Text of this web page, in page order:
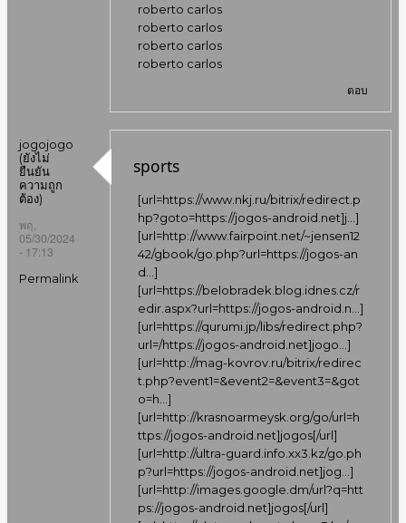
roberto carlos
roberto carlos
roberto carlos
roberto carlos
ตอบ
jogojogo
(ยังไม่
ยืนยัน
ความถูก
ต้อง)
พฤ,
05/30/2024
- 17:13
Permalink
sports
[url=https://www.nkj.ru/bitrix/redirect.p
hp?goto=https://jogos-android.net]j… ]
[url=http://www.fairpoint.net/~jensen12
42/gbook/go.php?url=https://jogos-an
d… ]
[url=https://belobradek.blog.idnes.cz/r
edir.aspx?url=https://jogos-android.n… ]
[url=https://qurumi.jp/libs/redirect.php?
url=/https://jogos-android.net]jogo… ]
[url=http://mag-kovrov.ru/bitrix/redirec
t.php?event1=&event2=&event3=&got
o=h… ]
[url=http://krasnoarmeysk.org/go/url=h
ttps://jogos-android.net]jogos[/url]
[url=http://ultra-guard.info.xx3.kz/go.ph
p?url=https://jogos-android.net]jog… ]
[url=http://images.google.dm/url?q=htt
ps://jogos-android.net]jogos[/url]